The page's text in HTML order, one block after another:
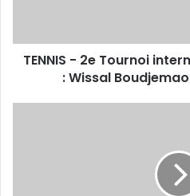
:
Wissal
Boudjemaoui
TENNIS - 2e Tournoi
: Wissal